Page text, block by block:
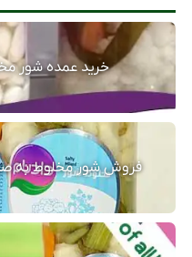
خرید عمده شور
فروش شور مخلوط به